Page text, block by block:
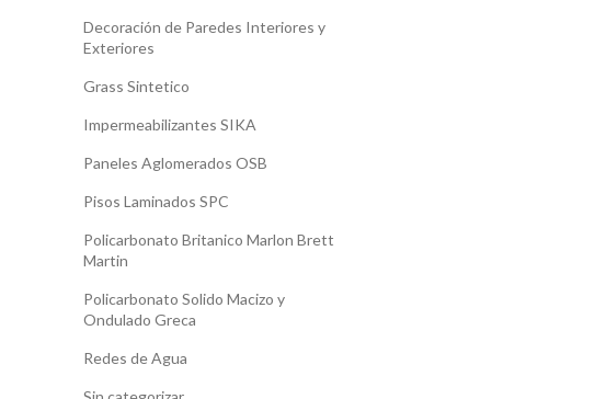
Decoración de Paredes Interiores y
Exteriores
Grass Sintetico
Impermeabilizantes SIKA
Paneles Aglomerados OSB
Pisos Laminados SPC
Policarbonato Britanico Marlon Brett
Martin
Policarbonato Solido Macizo y
Ondulado Greca
Redes de Agua